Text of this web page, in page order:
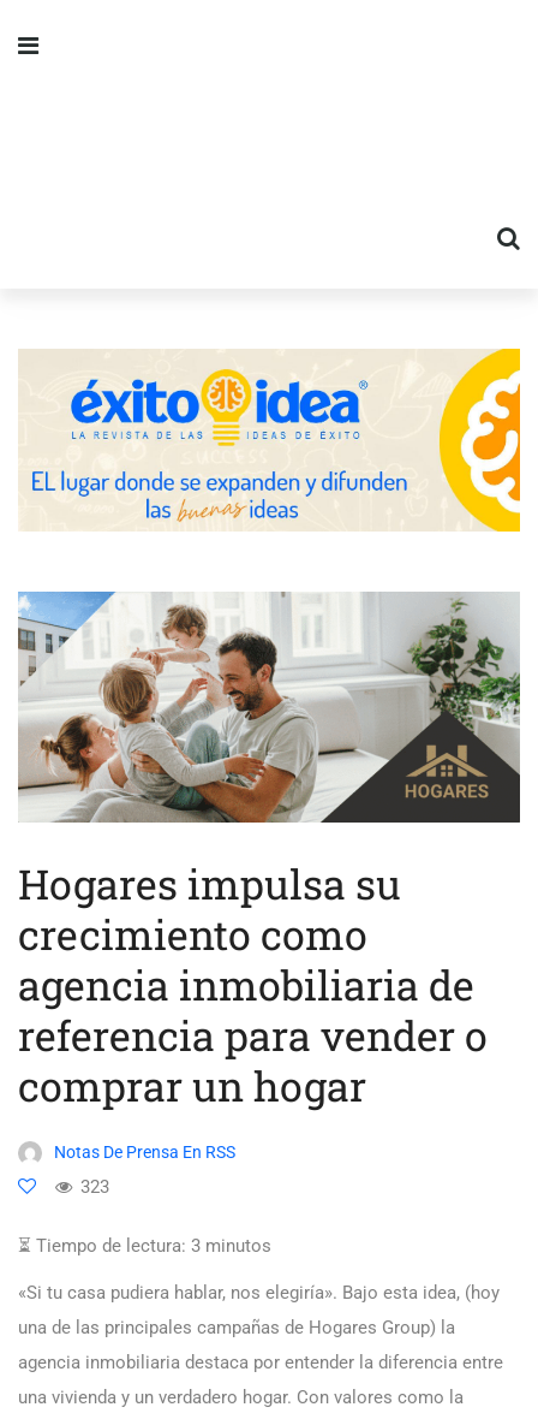
Hogares impulsa su
crecimiento como
agencia inmobiliaria de
referencia para vender o
comprar un hogar
Notas De Prensa En RSS
323
⏳ Tiempo de lectura: 3 minutos
«Si tu casa pudiera hablar, nos elegiría». Bajo esta idea, (hoy
una de las principales campañas de Hogares Group) la
agencia inmobiliaria destaca por entender la diferencia entre
una vivienda y un verdadero hogar. Con valores como la